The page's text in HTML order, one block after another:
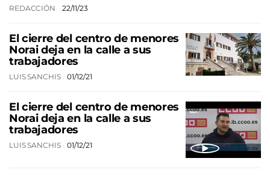
REDACCIÓN 22/11/23
El cierre del centro de menores
Norai deja en la calle a sus
trabajadores
LUIS SANCHIS 01/12/21
El cierre del centro de menores
Norai deja en la calle a sus
trabajadores
LUIS SANCHIS 01/12/21